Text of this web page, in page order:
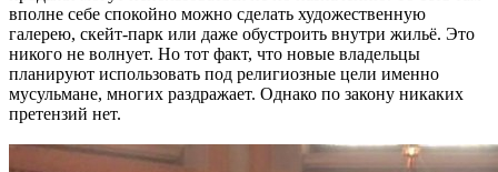
вполне себе спокойно можно сделать художественную
галерею, скейт-парк или даже обустроить внутри жильё. Это
никого не волнует. Но тот факт, что новые владельцы
планируют использовать под религиозные цели именно
мусульмане, многих раздражает. Однако по закону никаких
претензий нет.